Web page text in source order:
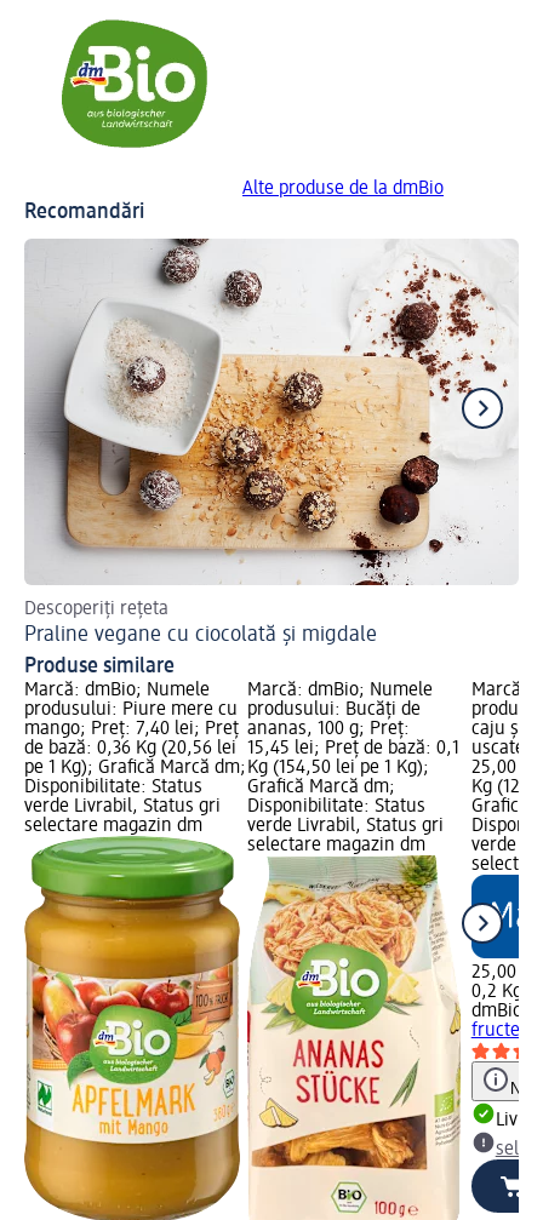
Alte produse de la dmBio
Recomandări
Descoperiți rețeta
Praline vegane cu ciocolată și migdale
Produse similare
Marcă: dmBio; Numele
produsului: Piure mere cu
mango; Preț: 7,40 lei; Preț
de bază: 0,36 Kg (20,56 lei
pe 1 Kg); Grafică Marcă dm;
Disponibilitate: Status
verde Livrabil, Status gri
selectare magazin dm
Marcă: dmBio; Numele
produsului: Bucăți de
ananas, 100 g; Preț:
15,45 lei; Preț de bază: 0,1
Kg (154,50 lei pe 1 Kg);
Grafică Marcă dm;
Disponibilitate: Status
verde Livrabil, Status gri
selectare magazin dm
Marcă:
caju și
uscate,
25,00
Kg
Grafică
verde
25,00 lei
0,2 Kg
dmBio
fructe
Notă